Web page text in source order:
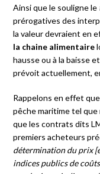
Ainsi que le souligne le
prérogatives des
la valeur devraient en
la chaine alimentaire
hausse ou à la baisse
prévoit actuellement,
Rappelons en effet
pêche maritime tel
que les contrats dits
premiers acheteurs
détermination du prix
indices publics de